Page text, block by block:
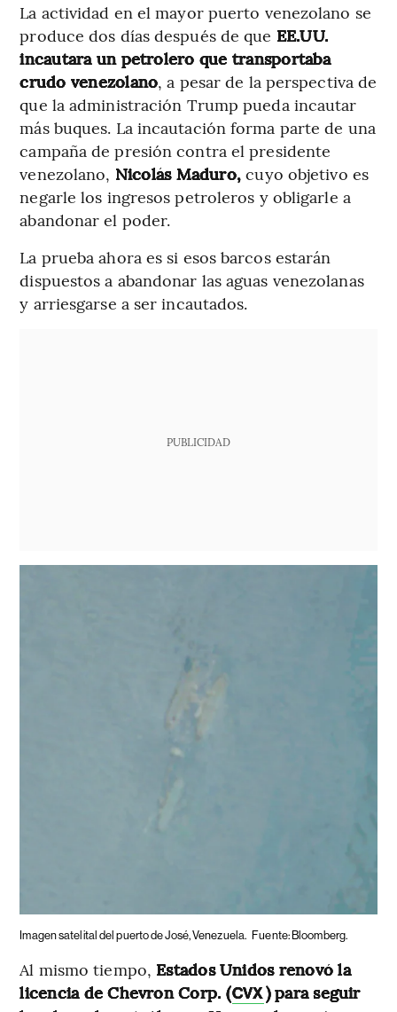
La actividad en el mayor puerto venezolano se
produce dos días después de que EE.UU.
incautara un petrolero que transportaba
crudo venezolano, a pesar de la perspectiva de
que la administración Trump pueda incautar
más buques. La incautación forma parte de una
campaña de presión contra el presidente
venezolano, Nicolás Maduro, cuyo objetivo es
negarle los ingresos petroleros y obligarle a
abandonar el poder.
La prueba ahora es si esos barcos estarán
dispuestos a abandonar las aguas venezolanas
y arriesgarse a ser incautados.
PUBLICIDAD
Imagen satelital del puerto de José, Venezuela. Fuente: Bloomberg.
Al mismo tiempo, Estados Unidos renovó la
licencia de Chevron Corp. (CVX) para seguir